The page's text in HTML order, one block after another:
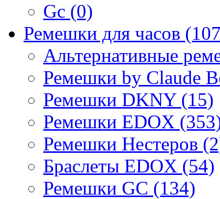
Gc (0)
Ремешки для часов
Альтернативные
Ремешки by Claude
Ремешки DKNY (15)
Ремешки EDOX
Ремешки Нестеров
Браслеты EDOX (54)
Ремешки GC (134)